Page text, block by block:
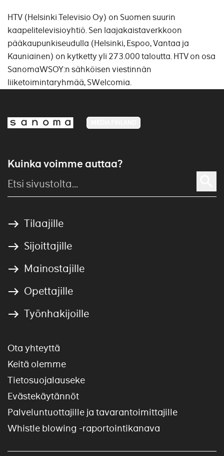
HTV (Helsinki Televisio Oy) on Suomen suurin
kaapelitelevisioyhtiö. Sen laajakaistaverkkoon
pääkaupunkiseudulla (Helsinki, Espoo, Vantaa ja
Kauniainen) on kytketty yli 273.000 taloutta. HTV on osa
SanomaWSOY:n sähköisen viestinnän
liiketoimintaryhmää, SWelcomia.
Kuinka voimme auttaa?
Tilaajille
Sijoittajille
Mainostajille
Opettajille
Työnhakijoille
Ota yhteyttä
Keitä olemme
Tietosuojalauseke
Evästekäytännöt
Palveluntuottajille ja tavarantoimittajille
Whistle blowing -raportointikanava